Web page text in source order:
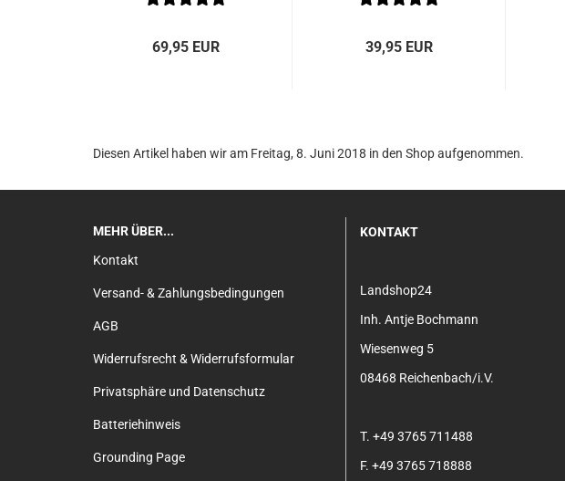
69,95 EUR 39,95 EUR
Diesen Artikel haben wir am Freitag, 8. Juni 2018 in den Shop aufgenommen.
MEHR ÜBER...
Kontakt
Versand- & Zahlungsbedingungen
AGB
Widerrufsrecht & Widerrufsformular
Privatsphäre und Datenschutz
Batteriehinweis
Grounding Page
KONTAKT
Landshop24
Inh. Antje Bochmann
Wiesenweg 5
08468 Reichenbach/i.V.
T. +49 3765 711488
F. +49 3765 718888